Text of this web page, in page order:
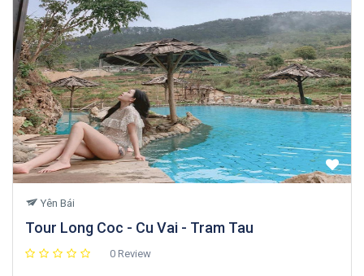
Yên Bái
Tour Long Coc - Cu Vai - Tram Tau
0 Review